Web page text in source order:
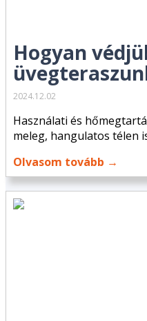
Hogyan
2024.12.02
Használati és
meleg, hangulatos télen
Olvasom tovább →